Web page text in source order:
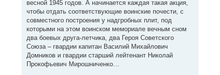
весной 1945 годов. А начинается каждая такая акция,
чтобы отдать соответствующие воинские почести, с
совместного построения у надгробных плит, под
которыми на этом воинском мемориале вечным сном
два боевых друга-летчика, два Героя Советского
Союза – гвардии капитан Василий Михайлович
Домников и гвардии старший лейтенант Николай
Прокофьевич Мирошниченко…